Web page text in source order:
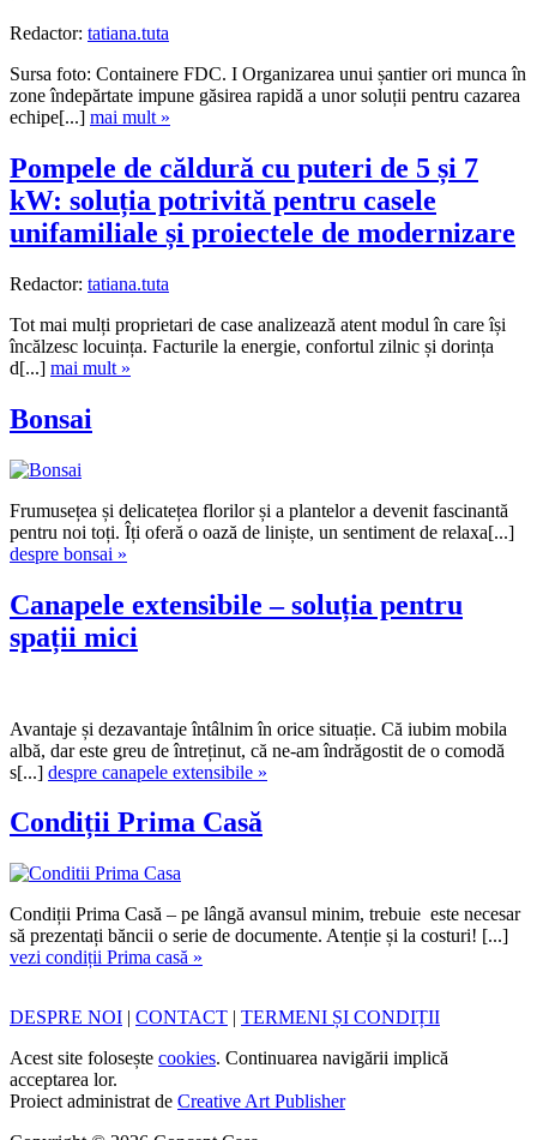
Redactor: tatiana.tuta
Sursa foto: Containere FDC. I Organizarea unui șantier ori munca în
zone îndepărtate impune găsirea rapidă a unor soluții pentru cazarea
echipe[...] mai mult »
Pompele de căldură cu puteri de 5 și 7
kW: soluția potrivită pentru casele
unifamiliale și proiectele de modernizare
Redactor: tatiana.tuta
Tot mai mulți proprietari de case analizează atent modul în care își
încălzesc locuința. Facturile la energie, confortul zilnic și dorința
d[...] mai mult »
Bonsai
Frumusețea și delicatețea florilor și a plantelor a devenit fascinantă
pentru noi toți. Îți oferă o oază de liniște, un sentiment de relaxa[...]
despre bonsai »
Canapele extensibile – soluția pentru
spații mici
Avantaje și dezavantaje întâlnim în orice situație. Că iubim mobila
albă, dar este greu de întreținut, că ne-am îndrăgostit de o comodă
s[...] despre canapele extensibile »
Condiții Prima Casă
Condiții Prima Casă – pe lângă avansul minim, trebuie este necesar
să prezentați băncii o serie de documente. Atenție și la costuri! [...]
vezi condiții Prima casă »
DESPRE NOI | CONTACT | TERMENI ȘI CONDIȚII
Acest site folosește cookies. Continuarea navigării implică
acceptarea lor.
Proiect administrat de Creative Art Publisher